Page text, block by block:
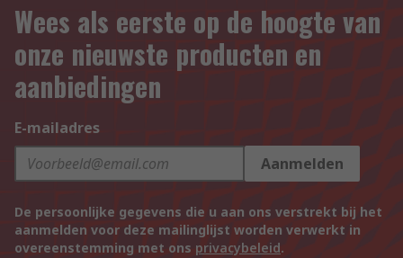
Wees als eerste op de hoogte van
onze nieuwste producten en
aanbiedingen
E-mailadres
Aanmelden
De persoonlijke gegevens die u aan ons verstrekt bij het
aanmelden voor deze mailinglijst worden verwerkt in
overeenstemming met ons privacybeleid.